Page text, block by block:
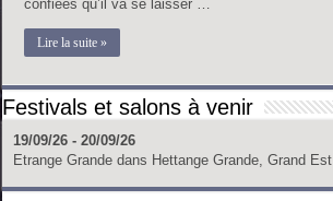
confiées qu’il va se laisser …
Lire la suite »
Festivals et salons à venir
19/09/26 - 20/09/26
Etrange Grande dans Hettange Grande, Grand Est